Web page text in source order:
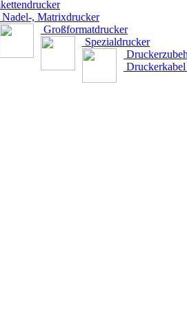
Nadel-, Matrixdrucker
Großformatdrucker
Spezialdrucker
Druckerkabel